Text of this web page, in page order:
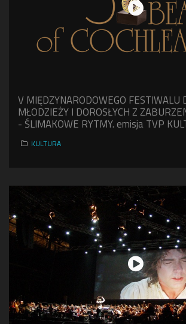
V MIĘDZYNARODOWEGO FESTIWALU
MŁODZIEŻY I DOROSŁYCH Z
- ŚLIMAKOWE RYTMY. emisja TVP
KULTURA